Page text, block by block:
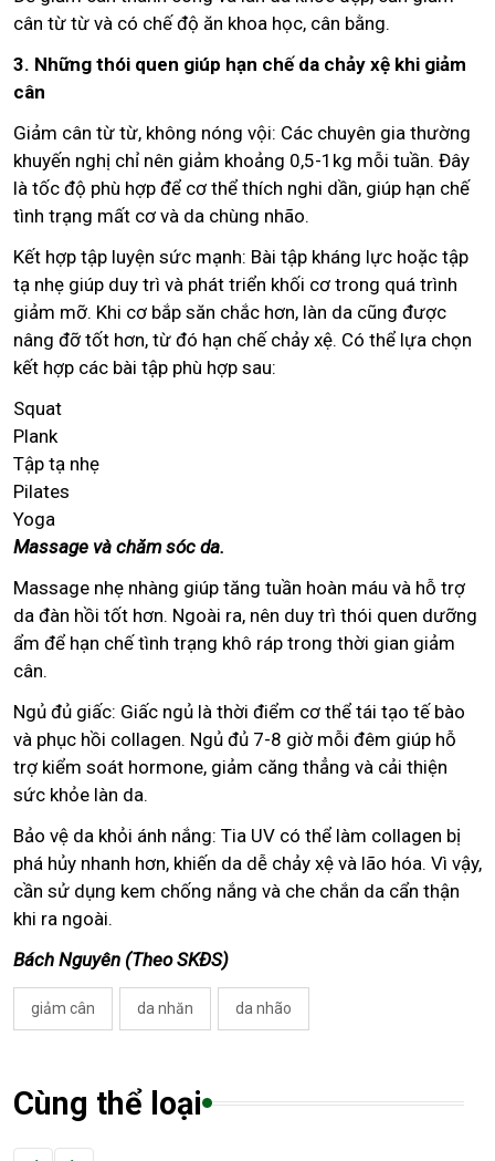
cân từ từ và có chế độ ăn khoa học, cân bằng.
3. Những thói quen giúp hạn chế da chảy xệ khi giảm
cân
Giảm cân từ từ, không nóng vội: Các chuyên gia thường
khuyến nghị chỉ nên giảm khoảng 0,5-1kg mỗi tuần. Đây
là tốc độ phù hợp để cơ thể thích nghi dần, giúp hạn chế
tình trạng mất cơ và da chùng nhão.
Kết hợp tập luyện sức mạnh: Bài tập kháng lực hoặc tập
tạ nhẹ giúp duy trì và phát triển khối cơ trong quá trình
giảm mỡ. Khi cơ bắp săn chắc hơn, làn da cũng được
nâng đỡ tốt hơn, từ đó hạn chế chảy xệ. Có thể lựa chọn
kết hợp các bài tập phù hợp sau:
Squat
Plank
Tập tạ nhẹ
Pilates
Yoga
Massage và chăm sóc da.
Massage nhẹ nhàng giúp tăng tuần hoàn máu và hỗ trợ
da đàn hồi tốt hơn. Ngoài ra, nên duy trì thói quen dưỡng
ẩm để hạn chế tình trạng khô ráp trong thời gian giảm
cân.
Ngủ đủ giấc: Giấc ngủ là thời điểm cơ thể tái tạo tế bào
và phục hồi collagen. Ngủ đủ 7-8 giờ mỗi đêm giúp hỗ
trợ kiểm soát hormone, giảm căng thẳng và cải thiện
sức khỏe làn da.
Bảo vệ da khỏi ánh nắng: Tia UV có thể làm collagen bị
phá hủy nhanh hơn, khiến da dễ chảy xệ và lão hóa. Vì vậy,
cần sử dụng kem chống nắng và che chắn da cẩn thận
khi ra ngoài.
Bách Nguyên (Theo SKĐS)
giảm cân da nhăn da nhão
Cùng thể loại